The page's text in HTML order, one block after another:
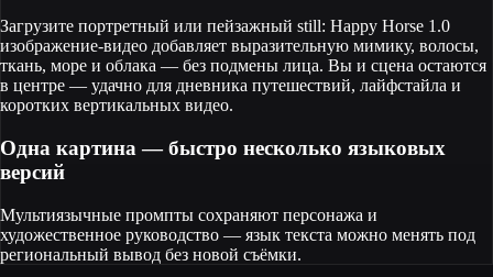
Загрузите портретный или пейзажный still: Happy Horse 1.0
изображение-видео добавляет выразительную мимику, волосы,
ткань, море и облака — без подмены лица. Вы и сцена остаются
в центре — удачно для дневника путешествий, лайфстайла и
коротких вертикальных видео.
Одна картина — быстро несколько языковых
версий
Мультиязычные промпты сохраняют персонажа и
художественное руководство — язык текста можно менять под
региональный вывод без новой съёмки.